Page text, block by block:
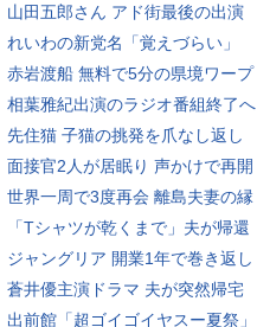
山田五郎さん アド街最後の出演
れいわの新党名「覚えづらい」
赤岩渡船 無料で5分の県境ワープ
相葉雅紀出演のラジオ番組終了へ
先住猫 子猫の挑発を爪なし返し
面接官2人が居眠り 声かけで再開
世界一周で3度再会 離島夫妻の縁
「Tシャツが乾くまで」夫が帰還
ジャングリア 開業1年で巻き返し
蒼井優主演ドラマ 夫が突然帰宅
出前館「超ゴイゴイヤスー夏祭」